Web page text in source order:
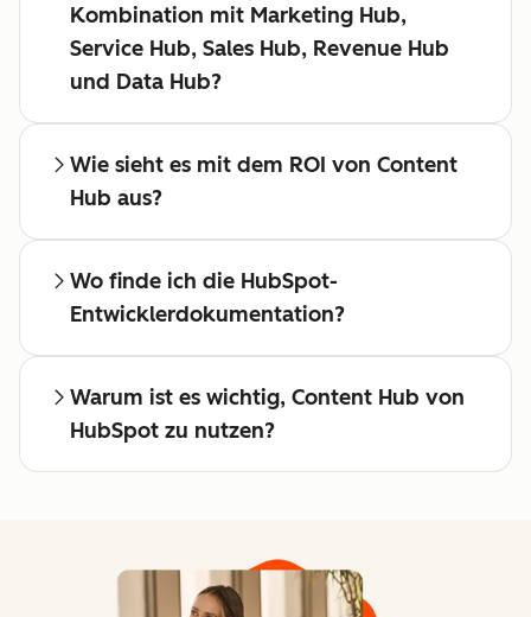
Kombination mit Marketing Hub,
Service Hub, Sales Hub, Revenue Hub
und Data Hub?
Wie sieht es mit dem ROI von Content
Hub aus?
Wo finde ich die HubSpot-
Entwicklerdokumentation?
Warum ist es wichtig, Content Hub von
HubSpot zu nutzen?